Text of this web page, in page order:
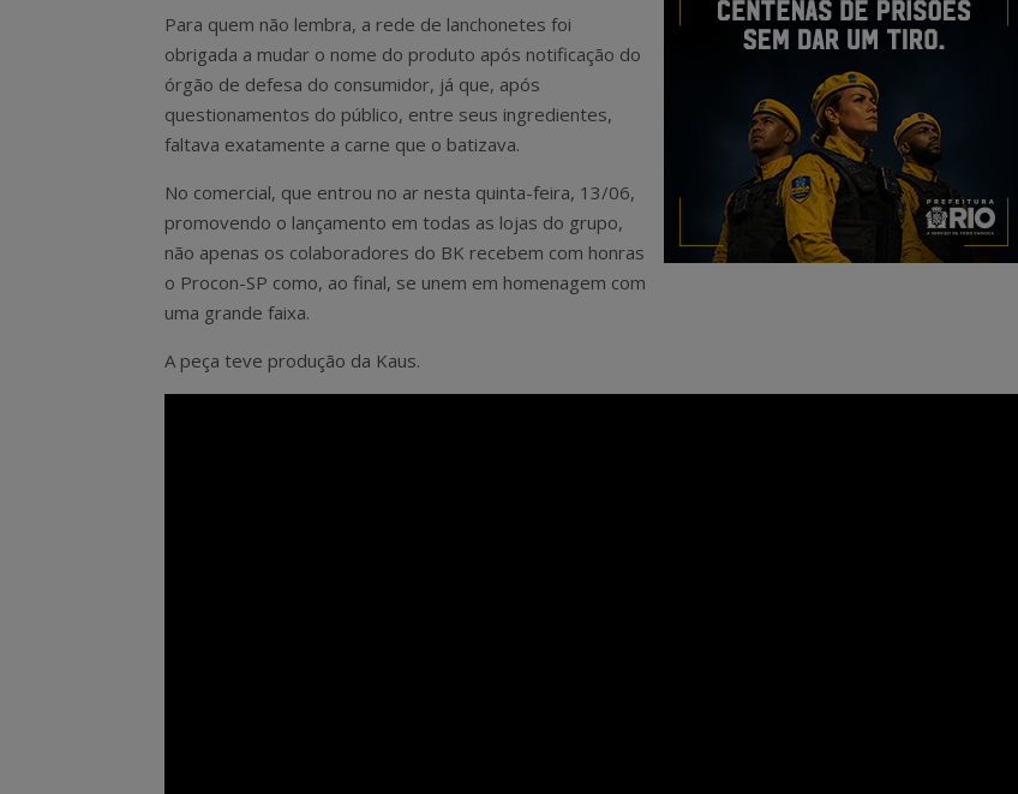
Para quem não lembra, a rede de lanchonetes foi
obrigada a mudar o nome do produto após notificação do
órgão de defesa do consumidor, já que, após
questionamentos do público, entre seus ingredientes,
faltava exatamente a carne que o batizava.
No comercial, que entrou no ar nesta quinta-feira, 13/06,
promovendo o lançamento em todas as lojas do grupo,
não apenas os colaboradores do BK recebem com honras
o Procon-SP como, ao final, se unem em homenagem com
uma grande faixa.
A peça teve produção da Kaus.